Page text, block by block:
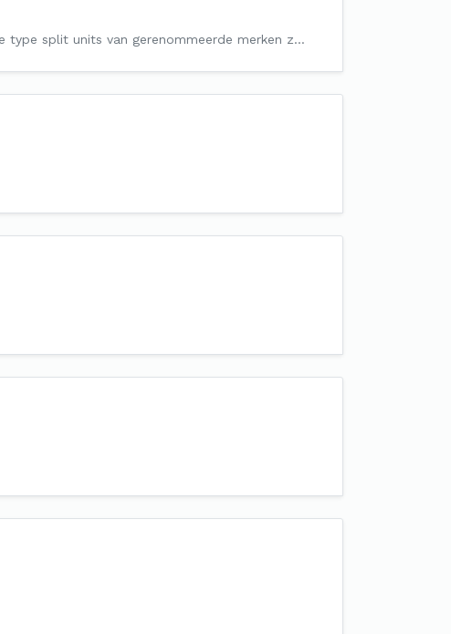
type split units van gerenommeerde merken z…